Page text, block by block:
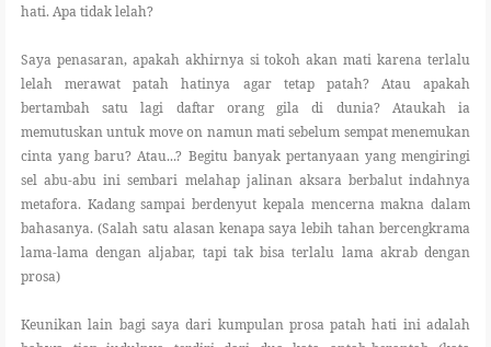
hati. Apa tidak lelah?
Saya penasaran, apakah akhirnya si tokoh akan mati karena terlalu
lelah merawat patah hatinya agar tetap patah? Atau apakah
bertambah satu lagi daftar orang gila di dunia? Ataukah ia
memutuskan untuk move on namun mati sebelum sempat menemukan
cinta yang baru? Atau...? Begitu banyak pertanyaan yang mengiringi
sel abu-abu ini sembari melahap jalinan aksara berbalut indahnya
metafora. Kadang sampai berdenyut kepala mencerna makna dalam
bahasanya. (Salah satu alasan kenapa saya lebih tahan bercengkrama
lama-lama dengan aljabar, tapi tak bisa terlalu lama akrab dengan
prosa)
Keunikan lain bagi saya dari kumpulan prosa patah hati ini adalah